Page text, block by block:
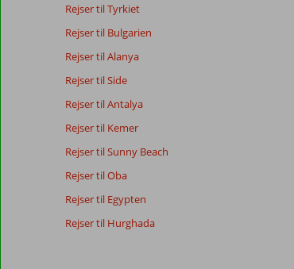
Totalscore
Baseret på:
22
8,5
Alletiders
Vores
gæsters
anmeldelser
10 OmGenerelt indtryk
Rejser til Tyrkiet
Rejser til Bulgarien
Rejser til Alanya
Rejser til Side
Rejser til Antalya
Rejser til Kemer
Rejser til Sunny Beach
Rejser til Oba
Rejser til Egypten
Rejser til Hurghada